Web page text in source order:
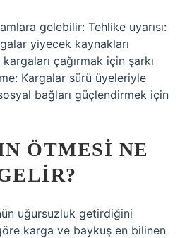
gelebilir: Tehlike uyarısı:
yiyecek kaynakları
çağırmak için şarkı
Kargalar sürü üyeleriyle
bağları güçlendirmek için
ÖTMESI NE
uğursuzluk getirdiğini
karga ve baykuş en bilinen